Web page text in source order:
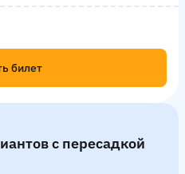
билет
с пересадкой